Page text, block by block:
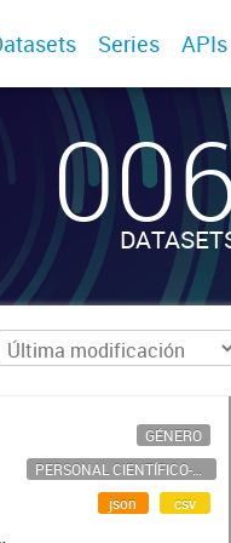
Series APIs
GÉNERO
PERSONAL CIENTÍFICO-TECNOLÓGICO
json
csv